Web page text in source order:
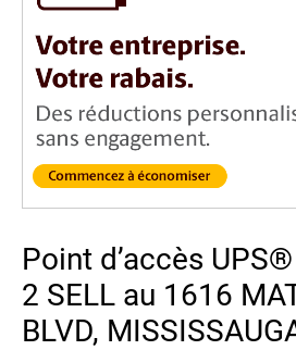
Point d’accès
2 SELL au 1616
BLVD,